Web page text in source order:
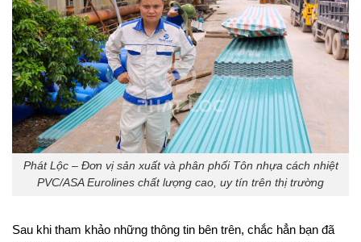
Phát Lộc – Đơn vị sản xuất và phân phối Tôn nhựa cách nhiệt
PVC/ASA Eurolines chất lượng cao, uy tín trên thị trường
Sau khi tham khảo những thông tin bên trên, chắc hẳn bạn đã